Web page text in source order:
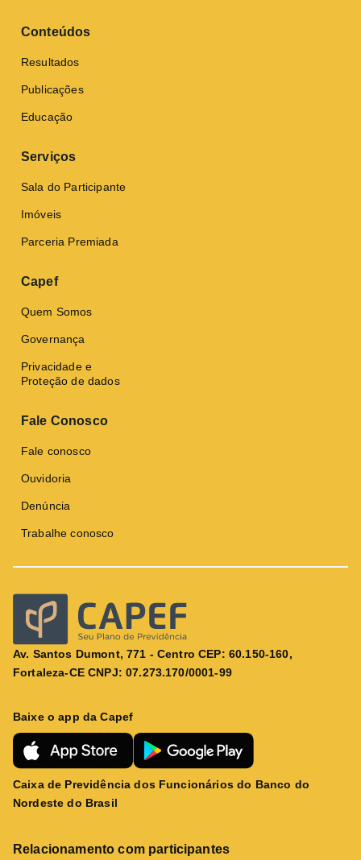
Conteúdos
Resultados
Publicações
Educação
Serviços
Sala do Participante
Imóveis
Parceria Premiada
Capef
Quem Somos
Governança
Privacidade e
Proteção de dados
Fale Conosco
Fale conosco
Ouvidoria
Denúncia
Trabalhe conosco
Av. Santos Dumont, 771 - Centro CEP: 60.150-160,
Fortaleza-CE CNPJ: 07.273.170/0001-99
Baixe o app da Capef
Caixa de Previdência dos Funcionários do Banco do
Nordeste do Brasil
Relacionamento com participantes